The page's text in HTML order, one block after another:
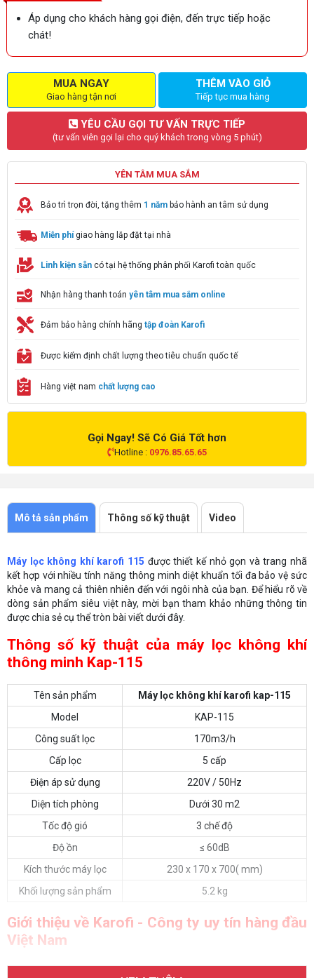
Áp dụng cho khách hàng gọi điện, đến trực tiếp hoặc
chát!
MUA NGAY
Giao hàng tận nơi
THÊM VÀO GIỎ
Tiếp tục mua hàng
YÊU CẦU GỌI TƯ VẤN TRỰC TIẾP
(tư vấn viên gọi lại cho quý khách trong vòng 5 phút)
YÊN TÂM MUA SẮM
Bảo trì trọn đời, tặng thêm 1 năm bảo hành an tâm sử dụng
Miễn phí giao hàng lắp đặt tại nhà
Linh kiện sẵn có tại hệ thống phân phối Karofi toàn quốc
Nhận hàng thanh toán yên tâm mua sắm online
Đảm bảo hàng chính hãng tập đoàn Karofi
Được kiểm định chất lượng theo tiêu chuẩn quốc tế
Hàng việt nam chất lượng cao
Gọi Ngay! Sẽ Có Giá Tốt hơn
Hotline : 0976.85.65.65
Mô tả sản phẩm Thông số kỹ thuật Video
Máy lọc không khí karofi 115 được thiết kế nhỏ gọn và trang nhã
kết hợp với nhiều tính năng thông minh diệt khuẩn tối đa bảo vệ sức
khỏe và mang cả thiên nhiên đến với ngôi nhà của bạn. Để hiểu rõ về
dòng sản phẩm siêu việt này, mời bạn tham khảo những thông tin
được chia sẻ cụ thể tròn bài viết dưới đây.
Thông số kỹ thuật của máy lọc không khí
thông minh Kap-115
Tên sản phẩm
Máy lọc không khí karofi kap-115
Model
KAP-115
Công suất lọc
170m3/h
Cấp lọc
5 cấp
Điện áp sử dụng
220V / 50Hz
Diện tích phòng
Dưới 30 m2
Tốc độ gió
3 chế độ
Độ ồn
≤ 60dB
Kích thước máy lọc
230 x 170 x 700( mm)
Khối lượng sản phẩm
5.2 kg
Giới thiệu về Karofi - Công ty uy tín hàng đầu
Việt Nam
Công ty Cổ phần Karofi Việt Nam tiền thân là nhà nhập khẩu, lắp ráp